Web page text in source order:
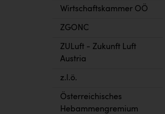
Wirtschaftskammer OÖ
ZGONC
ZULuft - Zukunft Luft
Austria
z.l.ö.
Österreichisches
Hebammengremium